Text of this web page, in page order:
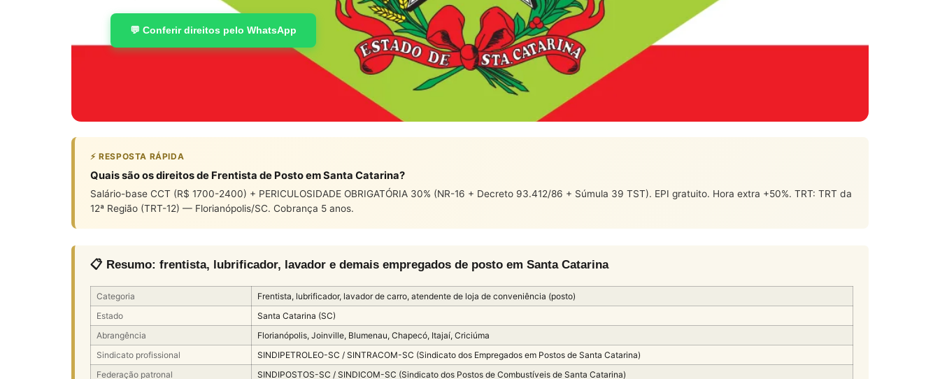
💬 Conferir direitos pelo WhatsApp
⚡ RESPOSTA RÁPIDA
Quais são os direitos de Frentista de Posto em Santa Catarina?
Salário-base CCT (R$ 1700-2400) + PERICULOSIDADE OBRIGATÓRIA 30% (NR-16 + Decreto 93.412/86 + Súmula 39 TST). EPI gratuito. Hora extra +50%. TRT: TRT da
12ª Região (TRT-12) — Florianópolis/SC. Cobrança 5 anos.
📋 Resumo: frentista, lubrificador, lavador e demais empregados de posto em Santa Catarina
Categoria
Frentista, lubrificador, lavador de carro, atendente de loja de conveniência (posto)
Estado
Santa Catarina (SC)
Abrangência
Florianópolis, Joinville, Blumenau, Chapecó, Itajaí, Criciúma
Sindicato profissional
SINDIPETROLEO-SC / SINTRACOM-SC (Sindicato dos Empregados em Postos de Santa Catarina)
Federação patronal
SINDIPOSTOS-SC / SINDICOM-SC (Sindicato dos Postos de Combustíveis de Santa Catarina)